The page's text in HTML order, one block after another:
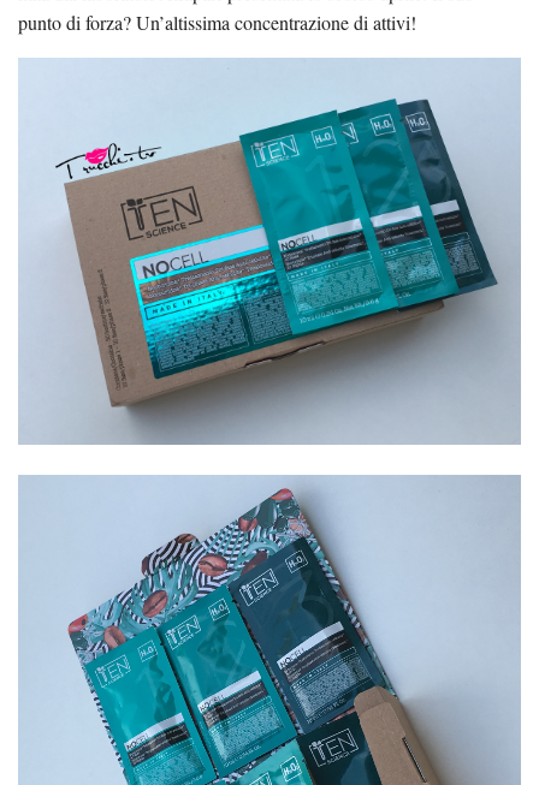
punto di forza? Un’altissima concentrazione di attivi!